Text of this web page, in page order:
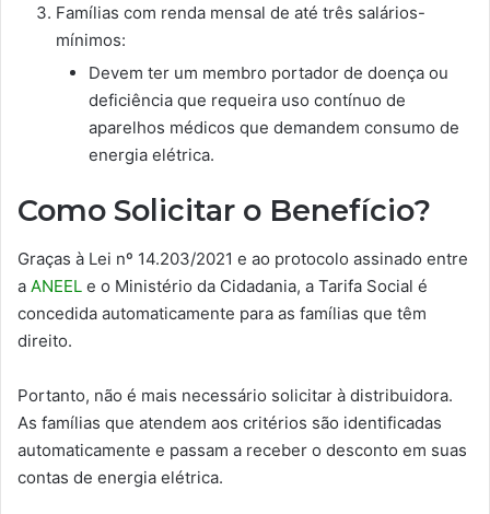
Famílias com renda mensal de até três salários-
mínimos:
Devem ter um membro portador de doença ou
deficiência que requeira uso contínuo de
aparelhos médicos que demandem consumo de
energia elétrica.
Como Solicitar o Benefício?
Graças à Lei nº 14.203/2021 e ao protocolo assinado entre
a ANEEL e o Ministério da Cidadania, a Tarifa Social é
concedida automaticamente para as famílias que têm
direito.
Portanto, não é mais necessário solicitar à distribuidora.
As famílias que atendem aos critérios são identificadas
automaticamente e passam a receber o desconto em suas
contas de energia elétrica.